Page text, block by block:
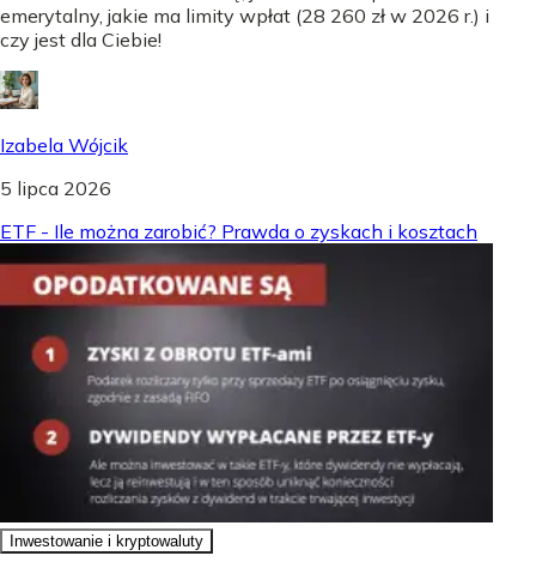
emerytalny, jakie ma limity wpłat (28 260 zł w 2026 r.) i
czy jest dla Ciebie!
Izabela Wójcik
5 lipca 2026
ETF - Ile można zarobić? Prawda o zyskach i kosztach
Inwestowanie i kryptowaluty